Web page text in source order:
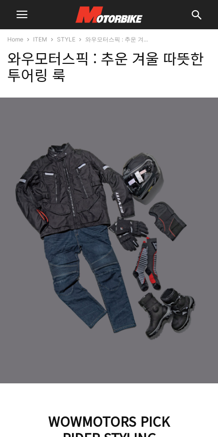
Home ITEM STYLE 와우모터스픽 : 추운 겨...
와우모터스픽 : 추운 겨울 따뜻한
투어링 룩
WOWMOTORS PICK